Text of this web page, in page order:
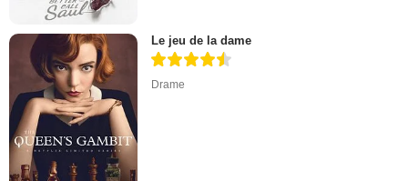
Le jeu de la dame
Drame